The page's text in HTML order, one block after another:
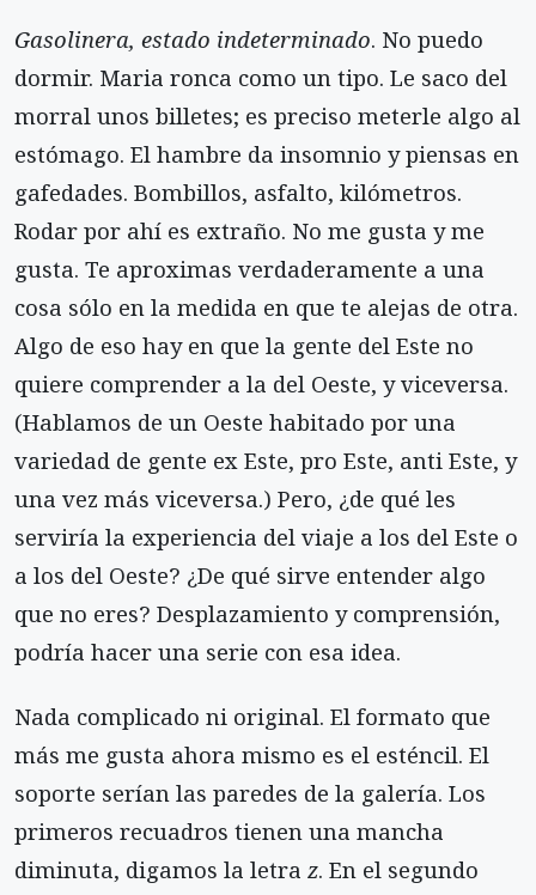
Gasolinera, estado indeterminado. No puedo
dormir. Maria ronca como un tipo. Le saco del
morral unos billetes; es preciso meterle algo al
estómago. El hambre da insomnio y piensas en
gafedades. Bombillos, asfalto, kilómetros.
Rodar por ahí es extraño. No me gusta y me
gusta. Te aproximas verdaderamente a una
cosa sólo en la medida en que te alejas de otra.
Algo de eso hay en que la gente del Este no
quiere comprender a la del Oeste, y viceversa.
(Hablamos de un Oeste habitado por una
variedad de gente ex Este, pro Este, anti Este, y
una vez más viceversa.) Pero, ¿de qué les
serviría la experiencia del viaje a los del Este o
a los del Oeste? ¿De qué sirve entender algo
que no eres? Desplazamiento y comprensión,
podría hacer una serie con esa idea.
Nada complicado ni original. El formato que
más me gusta ahora mismo es el esténcil. El
soporte serían las paredes de la galería. Los
primeros recuadros tienen una mancha
diminuta, digamos la letra z. En el segundo